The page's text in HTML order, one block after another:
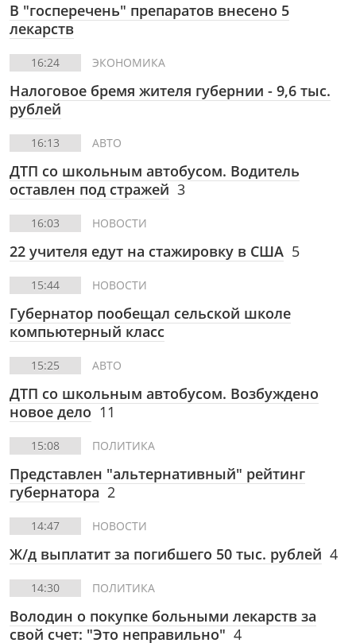
В "госперечень" препаратов внесено 5
лекарств
16:24 ЭКОНОМИКА
Налоговое бремя жителя губернии - 9,6 тыс.
рублей
16:13 АВТО
ДТП со школьным автобусом. Водитель
оставлен под стражей 3
16:03 НОВОСТИ
22 учителя едут на стажировку в США 5
15:44 НОВОСТИ
Губернатор пообещал сельской школе
компьютерный класс
15:25 АВТО
ДТП со школьным автобусом. Возбуждено
новое дело 11
15:08 ПОЛИТИКА
Представлен "альтернативный" рейтинг
губернатора 2
14:47 НОВОСТИ
Ж/д выплатит за погибшего 50 тыс. рублей 4
14:30 ПОЛИТИКА
Володин о покупке больными лекарств за
свой счет: "Это неправильно" 4